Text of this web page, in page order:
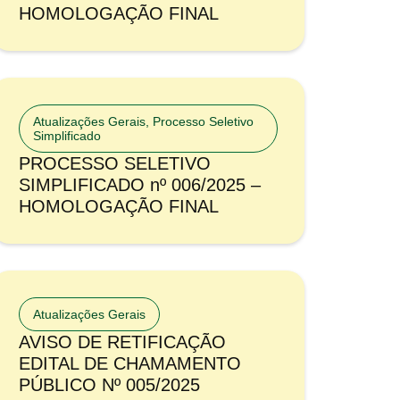
HOMOLOGAÇÃO FINAL
Atualizações Gerais Processo Seletivo
Simplificado
PROCESSO SELETIVO
SIMPLIFICADO nº 006/2025 –
HOMOLOGAÇÃO FINAL
Atualizações Gerais
AVISO DE RETIFICAÇÃO
EDITAL DE CHAMAMENTO
PÚBLICO Nº 005/2025